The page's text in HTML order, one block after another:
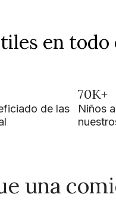
en todo
de las
70K+
Niños
una